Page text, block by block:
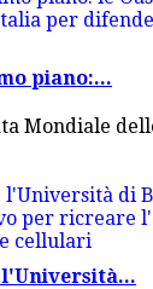
piano:...
Mondiale